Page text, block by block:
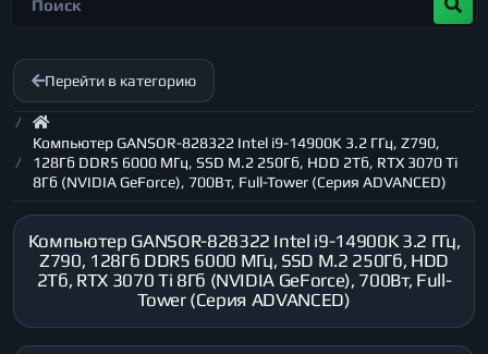
Перейти в категорию
Компьютер GANSOR-828322 Intel i9-14900K 3.2 ГГц, Z790,
128Гб DDR5 6000 МГц, SSD M.2 250Гб, HDD 2Тб, RTX 3070 Ti
8Гб (NVIDIA GeForce), 700Вт, Full-Tower (Серия ADVANCED)
Компьютер GANSOR-828322 Intel i9-14900K 3.2 ГГц,
Z790, 128Гб DDR5 6000 МГц, SSD M.2 250Гб, HDD
2Тб, RTX 3070 Ti 8Гб (NVIDIA GeForce), 700Вт, Full-
Tower (Серия ADVANCED)